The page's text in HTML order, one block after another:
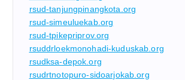
rsud-tanjungpinangkota.org
rsud-simeuluekab.org
rsud-tpikepriprov.org
rsuddrloekmonohadi-kuduskab.org
rsudksa-depok.org
rsudrtnotopuro-sidoarjokab.org